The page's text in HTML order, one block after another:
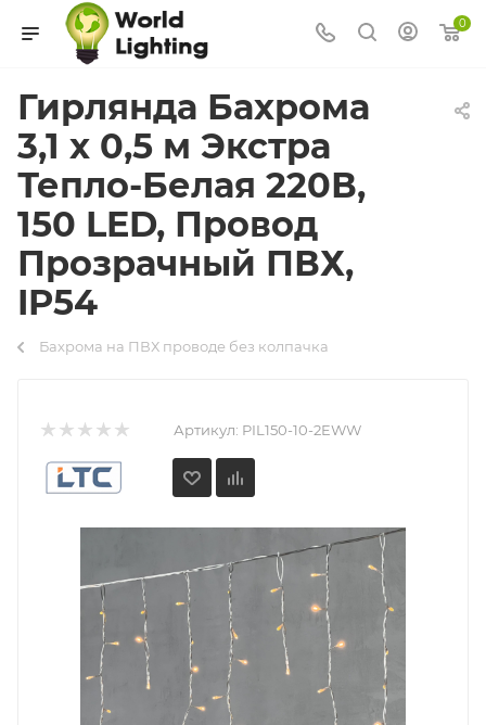
0
Гирлянда Бахрома
3,1 x 0,5 м Экстра
Тепло-Белая 220В,
150 LED, Провод
Прозрачный ПВХ,
IP54
Бахрома на ПВХ проводе без колпачка
Артикул: PIL150-10-2EWW